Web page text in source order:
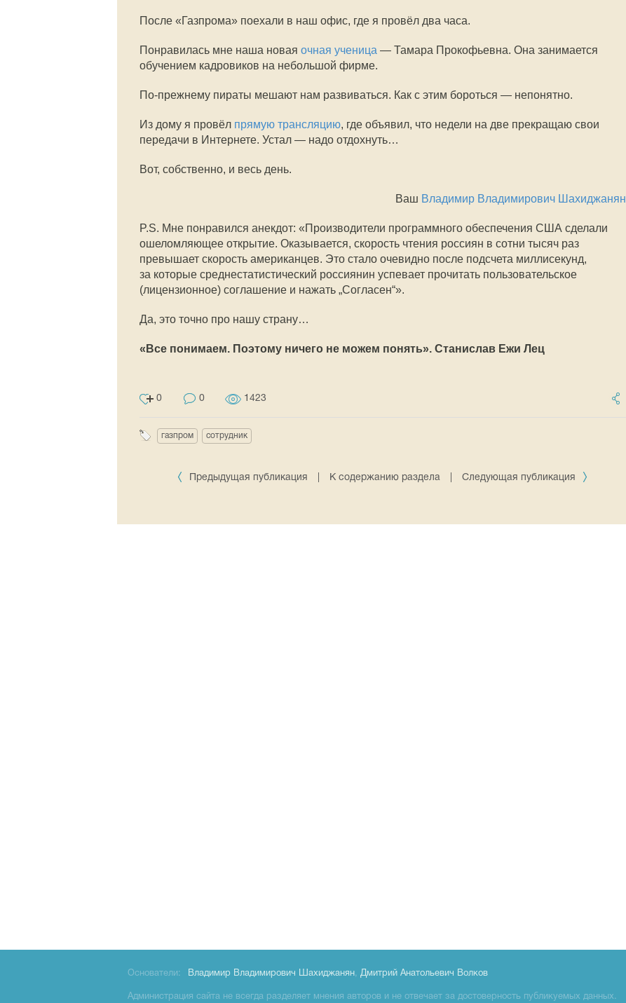
После «Газпрома» поехали в наш офис, где я провёл два часа.
Понравилась мне наша новая очная ученица — Тамара Прокофьевна. Она занимается
обучением кадровиков на небольшой фирме.
По-прежнему пираты мешают нам развиваться. Как с этим бороться — непонятно.
Из дому я провёл прямую трансляцию, где объявил, что недели на две прекращаю свои
передачи в Интернете. Устал — надо отдохнуть…
Вот, собственно, и весь день.
Ваш Владимир Владимирович Шахиджанян
P.S. Мне понравился анекдот: «Производители программного обеспечения США сделали
ошеломляющее открытие. Оказывается, скорость чтения россиян в сотни тысяч раз
превышает скорость американцев. Это стало очевидно после подсчета миллисекунд,
за которые среднестатистический россиянин успевает прочитать пользовательское
(лицензионное) соглашение и нажать „Согласен“».
Да, это точно про нашу страну…
«Все понимаем. Поэтому ничего не можем понять». Станислав Ежи Лец
0 0 1423
газпром сотрудник
Предыдущая публикация К содержанию раздела Следующая публикация
Основатели: Владимир Владимирович Шахиджанян, Дмитрий Анатольевич Волков
Администрация сайта не всегда разделяет мнения авторов и не отвечает за достоверность публикуемых данных.